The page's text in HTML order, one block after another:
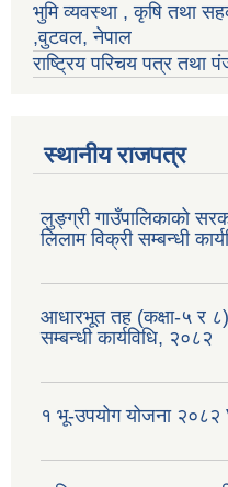
भुमि व्यवस्था , कृषि तथा
,वुटवल, नेपाल
राष्ट्रिय परिचय पत्र तथा
स्थानीय राजपत्र
लुङ्ग्री गाउँपालिकाको
लिलाम विक्री सम्बन्धी
आधारभूत तह (कक्षा-५ र ८)
सम्बन्धी कार्यविधि, २०८२
१ भू-उपयोग योजना